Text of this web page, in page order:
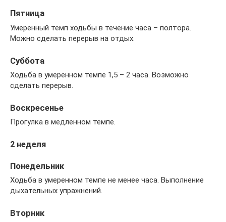
Пятница
Умеренный темп ходьбы в течение часа – полтора.
Можно сделать перерыв на отдых.
Суббота
Ходьба в умеренном темпе 1,5 – 2 часа. Возможно
сделать перерыв.
Воскресенье
Прогулка в медленном темпе.
2 неделя
Понедельник
Ходьба в умеренном темпе не менее часа. Выполнение
дыхательных упражнений.
Вторник